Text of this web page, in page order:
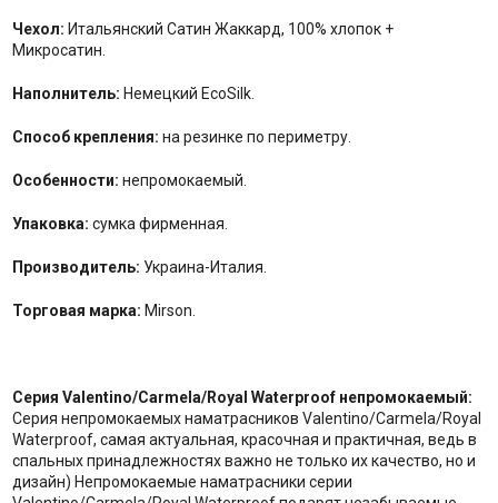
Чехол: Итальянский Сатин Жаккард, 100% хлопок +
Микросатин.
Наполнитель: Немецкий EcoSilk.
Способ крепления: на резинке по периметру.
Особенности: непромокаемый.
Упаковка: сумка фирменная.
Производитель: Украина-Италия.
Торговая марка: Mirson.
Серия Valentino/Carmela/Royal Waterproof непромокаемый:
Серия непромокаемых наматрасников Valentino/Carmela/Royal
Waterproof, самая актуальная, красочная и практичная, ведь в
спальных принадлежностях важно не только их качество, но и
дизайн) Непромокаемые наматрасники серии